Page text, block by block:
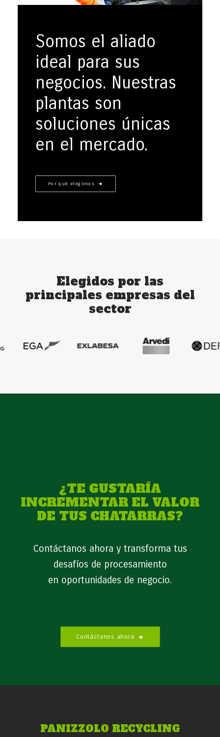
Somos el aliado
ideal para sus
negocios. Nuestras
plantas son
soluciones únicas
en el mercado.
Por qué elegirnos
Elegidos por las
principales empresas del
sector
¿TE GUSTARÍA
INCREMENTAR EL VALOR
DE TUS CHATARRAS?
Contáctanos ahora y transforma tus
desafíos de procesamiento
en oportunidades de negocio.
Contáctanos ahora
PANIZZOLO RECYCLING